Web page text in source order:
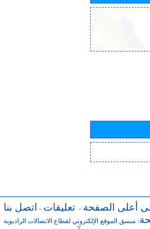
أعلى الصفحة - تعليقات - اتصل بنا
: منسق الموقع الإلكتروني لقطاع الاتصالات الراديوية